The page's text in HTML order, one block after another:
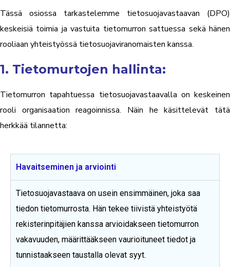
Tässä osiossa tarkastelemme tietosuojavastaavan (DPO)
keskeisiä toimia ja vastuita tietomurron sattuessa sekä hänen
rooliaan yhteistyössä tietosuojaviranomaisten kanssa.
1. Tietomurtojen hallinta:
Tietomurron tapahtuessa tietosuojavastaavalla on keskeinen
rooli organisaation reagoinnissa. Näin he käsittelevät tätä
herkkää tilannetta:
Havaitseminen ja arviointi
Tietosuojavastaava on usein ensimmäinen, joka saa
tiedon tietomurrosta. Hän tekee tiivistä yhteistyötä
rekisterinpitäjien kanssa arvioidakseen tietomurron
vakavuuden, määrittääkseen vaurioituneet tiedot ja
tunnistaakseen taustalla olevat syyt.